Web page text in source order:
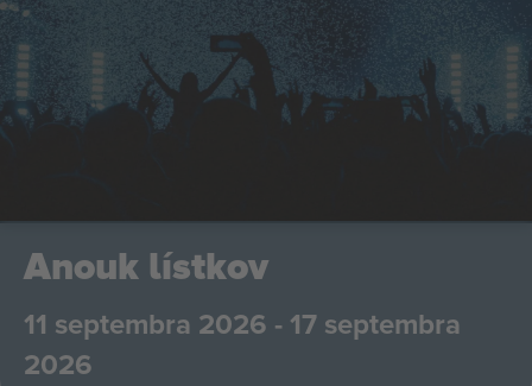
Anouk lístkov
11 septembra 2026 - 17 septembra
2026